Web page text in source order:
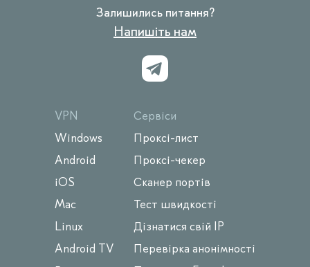
Залишились питання?
Напишіть нам
VPN
Windows
Android
iOS
Mac
Linux
Android TV
Сервіси
Проксі-лист
Проксі-чекер
Сканер портів
Тест швидкості
Дізнатися свій IP
Перевірка анонімності